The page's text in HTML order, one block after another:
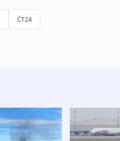
ČT24